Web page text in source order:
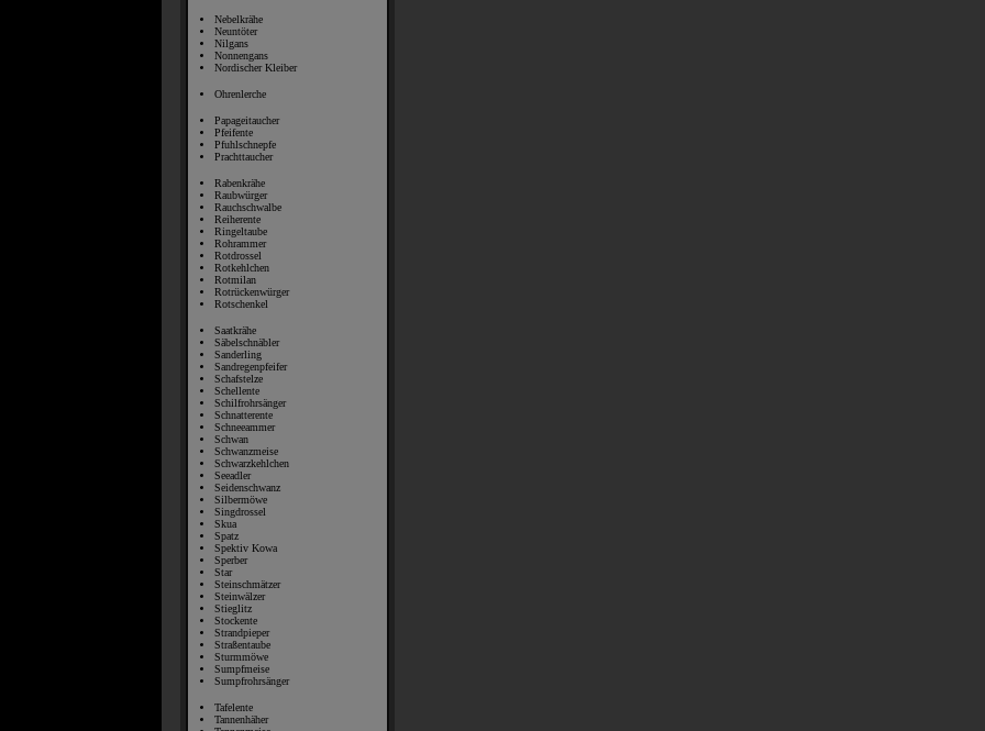
Nebelkrähe
Neuntöter
Nilgans
Nonnengans
Nordischer Kleiber
Ohrenlerche
Papageitaucher
Pfeifente
Pfuhlschnepfe
Prachttaucher
Rabenkrähe
Raubwürger
Rauchschwalbe
Reiherente
Ringeltaube
Rohrammer
Rotdrossel
Rotkehlchen
Rotmilan
Rotrückenwürger
Rotschenkel
Saatkrähe
Säbelschnäbler
Sanderling
Sandregenpfeifer
Schafstelze
Schellente
Schilfrohrsänger
Schnatterente
Schneeammer
Schwan
Schwanzmeise
Schwarzkehlchen
Seeadler
Seidenschwanz
Silbermöwe
Singdrossel
Skua
Spatz
Spektiv Kowa
Sperber
Star
Steinschmätzer
Steinwälzer
Stieglitz
Stockente
Strandpieper
Straßentaube
Sturmmöwe
Sumpfmeise
Sumpfrohrsänger
Tafelente
Tannenhäher